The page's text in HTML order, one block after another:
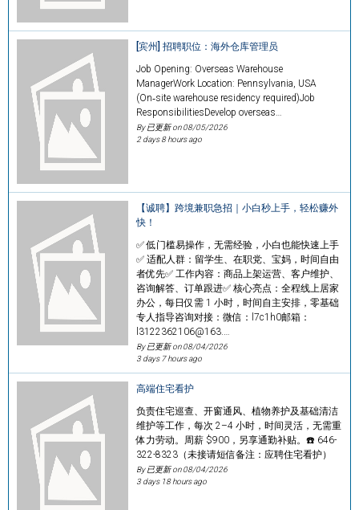
[宾州] 招聘职位：海外仓库管理员
Job Opening: Overseas Warehouse
ManagerWork Location: Pennsylvania, USA
(On‑site warehouse residency required)Job
ResponsibilitiesDevelop overseas…
By 已更新 on08/05/2026
2 days 8 hours ago
【诚聘】跨境兼职急招｜小白秒上手，轻松赚外
快！
✅ 低门槛易操作，无需经验，小白也能快速上手
✅ 适配人群：留学生、在职党、宝妈，时间自由
者优先✅ 工作内容：商品上架运营、客户维护、
咨询解答、订单跟进✅ 核心亮点：全程线上居家
办公，每日仅需 1 小时，时间自主安排，零基础
专人指导咨询对接：微信：l7c1h0邮箱：
l3122362106@163.…
By 已更新 on08/04/2026
3 days 7 hours ago
高端住宅看护
负责住宅巡查、开窗通风、植物养护及基础清洁
维护等工作，每次 2–4 小时，时间灵活，无需重
体力劳动。周薪 $900，另享通勤补贴。☎️ 646-
322-8323（未接请短信备注：应聘住宅看护）
By 已更新 on08/04/2026
3 days 18 hours ago